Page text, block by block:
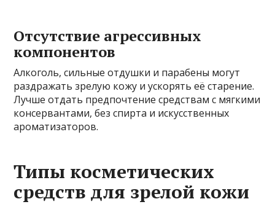
Отсутствие агрессивных
компонентов
Алкоголь, сильные отдушки и парабены могут
раздражать зрелую кожу и ускорять её старение.
Лучше отдать предпочтение средствам с мягкими
консервантами, без спирта и искусственных
ароматизаторов.
Типы косметических
средств для зрелой кожи